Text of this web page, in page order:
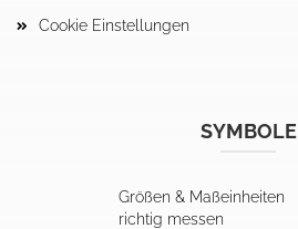
Cookie Einstellungen
SYMBOLE
Größen & Maßeinheiten
richtig messen